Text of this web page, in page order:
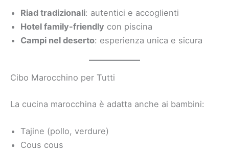
Riad tradizionali: autentici e accoglienti
Hotel family-friendly con piscina
Campi nel deserto: esperienza unica e sicura
Cibo Marocchino per Tutti
La cucina marocchina è adatta anche ai bambini:
Tajine (pollo, verdure)
Cous cous